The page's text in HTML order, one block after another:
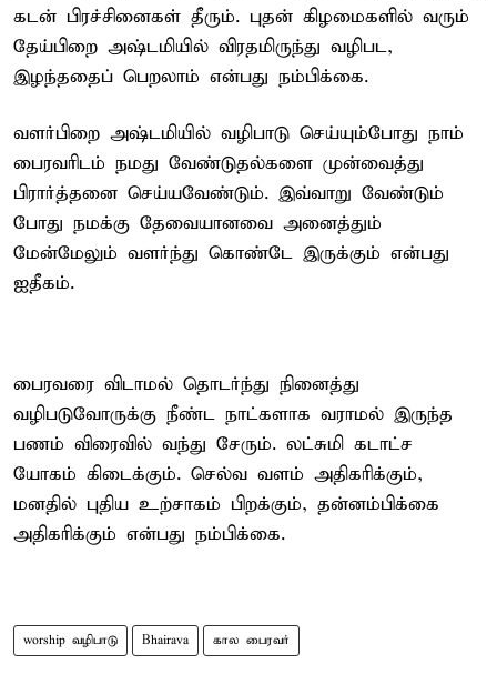
கடன் பிரச்சினைகள் தீரும். புதன் கிழமைகளில் வரும்
தேய்பிறை அஷ்டமியில் விரதமிருந்து வழிபட,
இழந்ததைப் பெறலாம் என்பது நம்பிக்கை.
வளர்பிறை அஷ்டமியில் வழிபாடு செய்யும்போது நாம்
பைரவரிடம் நமது வேண்டுதல்களை முன்வைத்து
பிரார்த்தனை செய்யவேண்டும். இவ்வாறு வேண்டும்
போது நமக்கு தேவையானவை அனைத்தும்
மேன்மேலும் வளர்ந்து கொண்டே இருக்கும் என்பது
ஐதீகம்.
பைரவரை விடாமல் தொடர்ந்து நினைத்து
வழிபடுவோருக்கு நீண்ட நாட்களாக வராமல் இருந்த
பணம் விரைவில் வந்து சேரும். லட்சுமி கடாட்ச
யோகம் கிடைக்கும். செல்வ வளம் அதிகரிக்கும்,
மனதில் புதிய உற்சாகம் பிறக்கும், தன்னம்பிக்கை
அதிகரிக்கும் என்பது நம்பிக்கை.
worship வழிபாடு Bhairava கால பைரவர்